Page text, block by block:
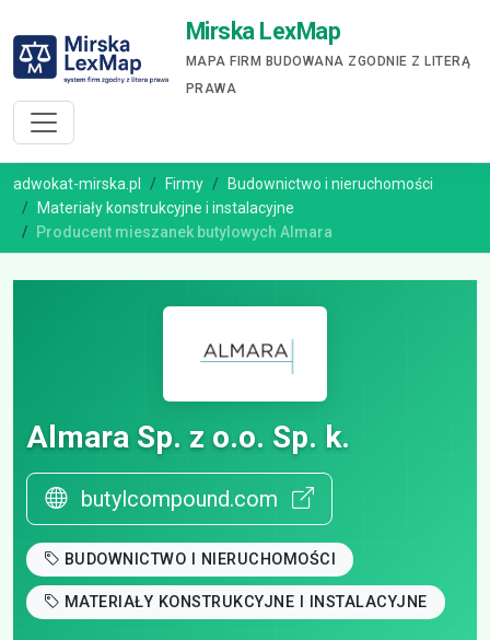
Mirska LexMap
MAPA FIRM BUDOWANA ZGODNIE Z LITERĄ
PRAWA
adwokat-mirska.pl Firmy
Budownictwo i nieruchomości
Materiały konstrukcyjne i instalacyjne
Producent mieszanek butylowych Almara
Almara Sp. z o.o. Sp. k.
butylcompound.com
BUDOWNICTWO I NIERUCHOMOŚCI
MATERIAŁY KONSTRUKCYJNE I INSTALACYJNE